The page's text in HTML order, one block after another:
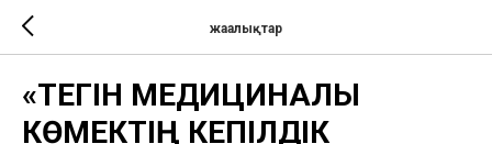
жаңалықтар
«ТЕГІН МЕДИЦИНАЛЫҚ
КӨМЕКТІҢ КЕПІЛДІК